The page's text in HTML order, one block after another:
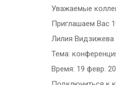
Уважаемые
Приглашаем Вас
Лилия Видзижева
Тема:
Время: 19 февр.